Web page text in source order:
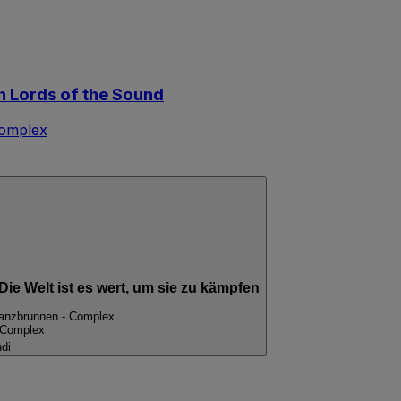
Lords of the Sound
Welt ist es wert, um sie zu kämpfen
- Complex